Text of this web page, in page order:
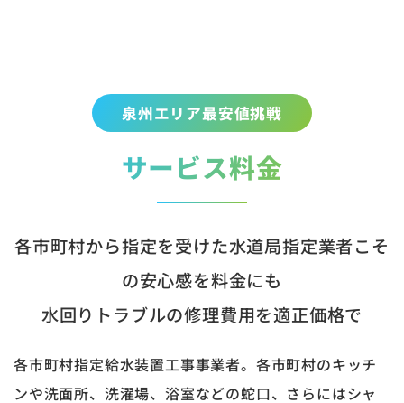
泉州エリア最安値挑戦
サービス料金
各市町村から指定を受けた水道局指定業者こそ
の安心感を料金にも
水回りトラブルの修理費用を適正価格で
各市町村指定給水装置工事事業者。各市町村のキッチ
ンや洗面所、洗濯場、浴室などの蛇口、さらにはシャ